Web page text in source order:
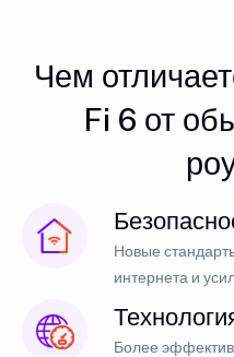
Чем
Fi 6 от
Новые
интернета и
Более